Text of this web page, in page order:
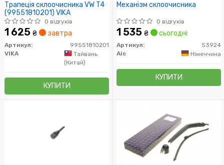
Трапеція склоочисника VW T4
(99551810201) VIKA
0 відгуків
1 625 ₴ завтра
Артикул:
99551810201
VIKA
Тайвань
(Китай)
КУПИТИ
Механізм склоочисника
0 відгуків
1 535 ₴ сьогодні
Артикул:
53924
Aic
Німеччина
КУПИТИ